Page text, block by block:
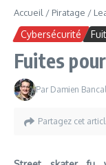
Accueil / Piratage /
Cybersécurité
Fuites
Par Damien Bancal
Partagez cet